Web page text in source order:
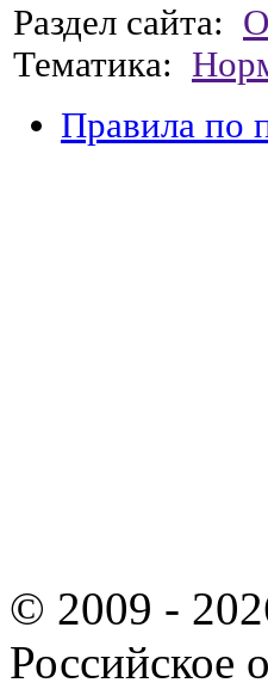
Раздел сайта:
Тематика:
Правила по
© 2009 -
Российское